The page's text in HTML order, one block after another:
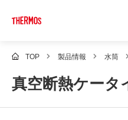
TOP 製品情報 水筒
真空断熱ケータ